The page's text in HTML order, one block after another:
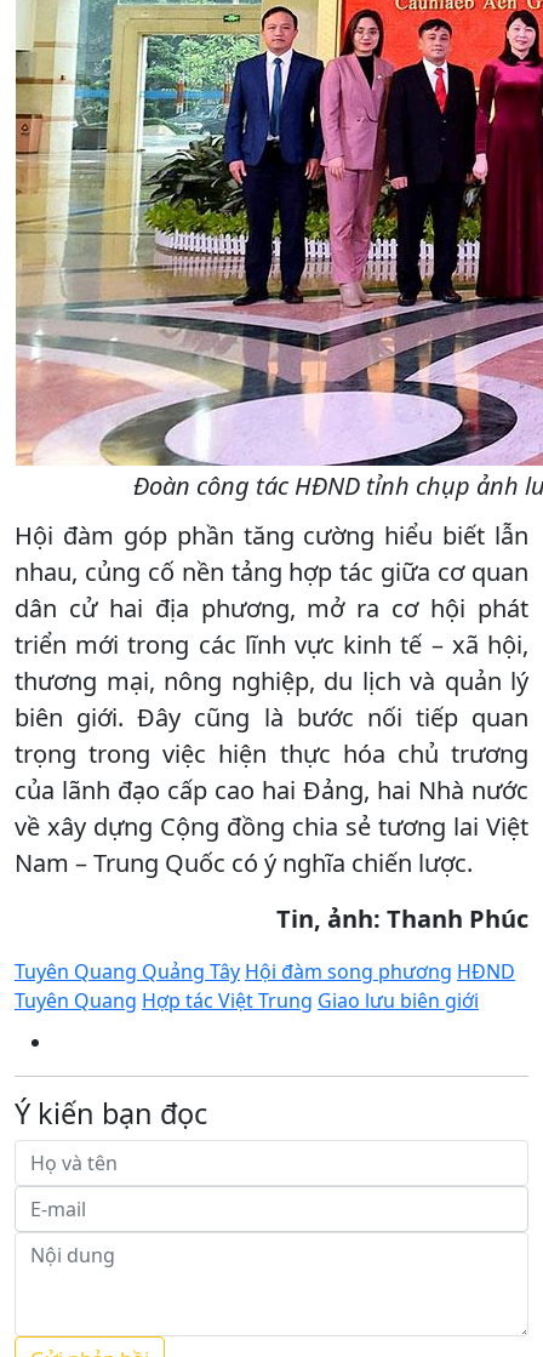
Đoàn công tác HĐND tỉnh chụp ảnh
Hội đàm góp phần tăng cường hiểu biết lẫn
nhau, củng cố nền tảng hợp tác giữa cơ quan
dân cử hai địa phương, mở ra cơ hội phát
triển mới trong các lĩnh vực kinh tế – xã hội,
thương mại, nông nghiệp, du lịch và quản lý
biên giới. Đây cũng là bước nối tiếp quan
trọng trong việc hiện thực hóa chủ trương
của lãnh đạo cấp cao hai Đảng, hai Nhà nước
về xây dựng Cộng đồng chia sẻ tương lai Việt
Nam – Trung Quốc có ý nghĩa chiến lược.
Tin, ảnh: Thanh Phúc
Tuyên Quang Quảng Tây Hội đàm song phương HĐND
Tuyên Quang Hợp tác Việt Trung Giao lưu biên giới
Ý kiến bạn đọc